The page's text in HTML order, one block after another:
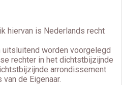
hiervan is Nederlands recht
uitsluitend worden voorgelegd
rechter in het dichtstbijzijnde
arrondissement
de Eigenaar.